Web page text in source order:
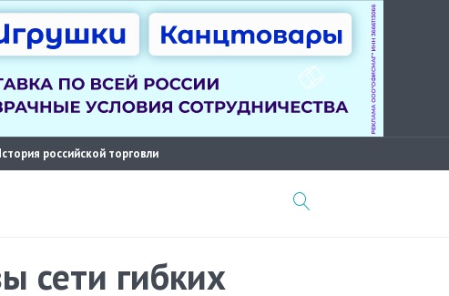
российской торговли
сети гибких